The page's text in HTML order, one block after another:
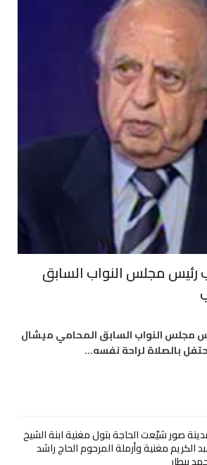
رئيس مجلس النواب السابق
مجلس النواب السابق المحامي ميشال
بالصلاة لراحة نفسه…
صور شيّعت الحاجة بتول مغنية ابنة الشيخ
الكريم مغنية وأرملة المرحوم الحاج راشد